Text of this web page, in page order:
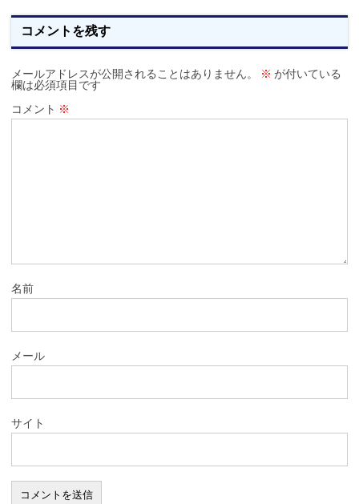
コメントを残す
メールアドレスが公開されることはありません。 ※ が付いている
欄は必須項目です
コメント ※
名前
メール
サイト